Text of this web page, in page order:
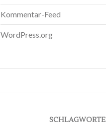
Kommentar-Feed
WordPress.org
SCHLAGWORTE